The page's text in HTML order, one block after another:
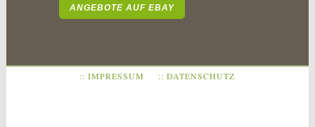
ANGEBOTE AUF EBAY
:: IMPRESSUM :: DATENSCHUTZ